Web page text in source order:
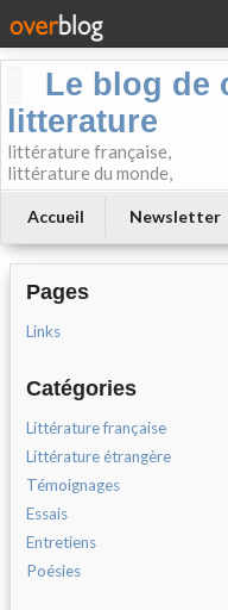
Le blog de
litterature
littérature française,
littérature du monde,
Accueil Newsletter
Pages
Links
Catégories
Littérature française
Littérature étrangère
Témoignages
Essais
Entretiens
Poésies